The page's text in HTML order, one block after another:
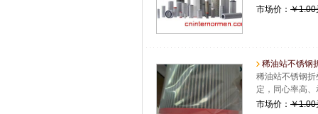
市场价： ￥1.00
稀油站不锈钢
稀油站不锈钢
定，同心率高
市场价： ￥1.00